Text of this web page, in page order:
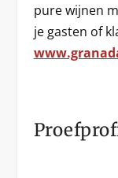
pure wijnen
je gasten of